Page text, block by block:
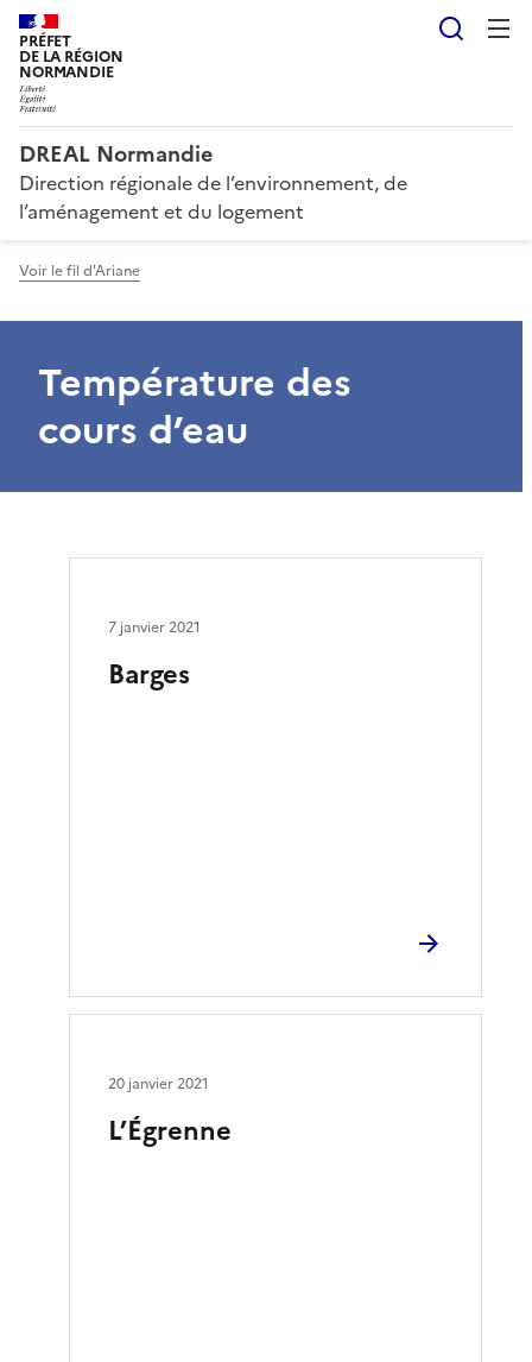
PRÉFET
DE LA RÉGION
NORMANDIE
DREAL Normandie
Direction régionale de l’environnement, de
l’aménagement et du logement
Voir le fil d'Ariane
Température des
cours d’eau
Barges
7 janvier 2021
L’Égrenne
20 janvier 2021